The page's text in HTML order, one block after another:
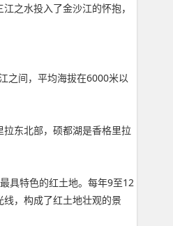
之水投入了金沙江的怀抱，
之间，平均海拔在6000米以
东北部，硕都湖是香格里拉
具特色的红土地。每年9至12
，构成了红土地壮观的景